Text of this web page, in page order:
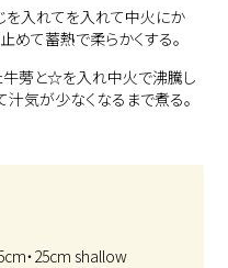
を入れてを入れて中火にか
めて蓄熱で柔らかくする。
牛蒡と☆を入れ中火で沸騰し
気が少なくなるまで煮る。
・25cm shallow